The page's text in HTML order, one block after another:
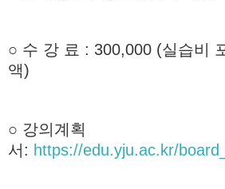
○ 수 강 료 : 300,000 (실습비
액)
○ 강의계획
서: https://edu.yju.ac.kr/